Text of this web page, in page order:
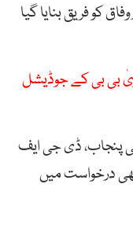
کو فریق بنایا گیا
بی بی کے جوڈیشل
پنجاب، ڈی جی ایف
درخواست میں